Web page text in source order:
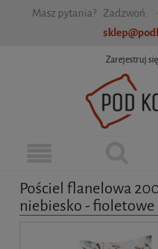
Masz pytania? Zadzwoń:
Zarejestruj się
Pościel flanelowa
niebiesko - fioletowe